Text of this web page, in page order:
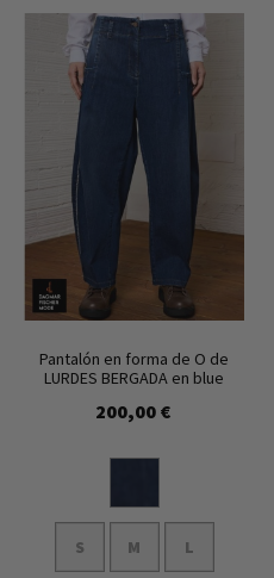
Pantalón en forma de O de
LURDES BERGADA en blue
200,00 €
S M L